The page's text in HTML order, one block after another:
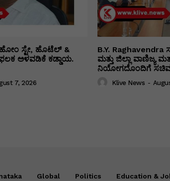
ಹೋಂ ಸ್ಟೇ, ಹೊಟೆಲ್ &
ಫಲಕ ಅಳವಡಿಕೆ ಕಡ್ಡಾಯ.
7, 2026
B.Y. Raghavendra
ಮತ್ತು ಜಿಲ್ಲಾ ವಾಣಿಜ್ಯ
ನಿಯೋಗದೊಂದಿಗೆ
Klive News -
Global Politics Education &